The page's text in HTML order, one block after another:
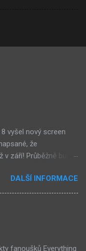
vyšel nový screen
že
v září! Průběžně budu
8. Zvukové
který se na stránce
DALŠÍ INFORMACE
fanoušků Everything